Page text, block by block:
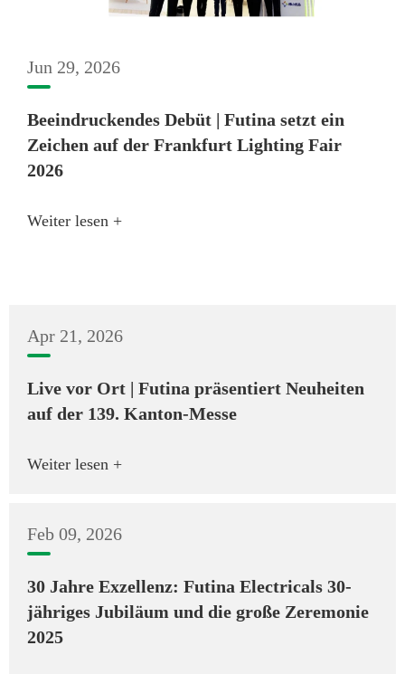
Jun 29, 2026
Beeindruckendes Debüt | Futina setzt ein
Zeichen auf der Frankfurt Lighting Fair
2026
Weiter lesen +
Apr 21, 2026
Live vor Ort | Futina präsentiert Neuheiten
auf der 139. Kanton-Messe
Weiter lesen +
Feb 09, 2026
30 Jahre Exzellenz: Futina Electricals 30-
jähriges Jubiläum und die große Zeremonie
2025